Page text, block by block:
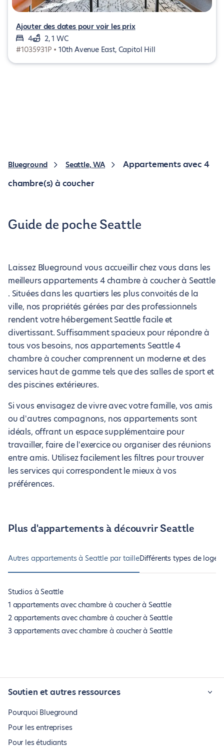
Ajouter des dates pour voir les prix
4
2, 1 WC
#1035931P • 10th Avenue East, Capitol Hill
Blueground Seattle, WA
Appartements avec 4
chambre(s) à coucher
Guide de poche Seattle
Laissez Blueground vous accueillir chez vous dans les
meilleurs appartements 4 chambre à coucher à Seattle
. Situées dans les quartiers les plus convoités de la
ville, nos propriétés gérées par des professionnels
rendent votre hébergement Seattle facile et
divertissant. Suffisamment spacieux pour répondre à
tous vos besoins, nos appartements Seattle 4
chambre à coucher comprennent un moderne et des
services haut de gamme tels que des salles de sport et
des piscines extérieures.
Si vous envisagez de vivre avec votre famille, vos amis
ou d'autres compagnons, nos appartements sont
idéals, offrant un espace supplémentaire pour
travailler, faire de l'exercice ou organiser des réunions
entre amis. Utilisez facilement les filtres pour trouver
les services qui correspondent le mieux à vos
préférences.
Plus d'appartements à découvrir Seattle
Autres appartements à Seattle par tailleDifférents types de
Studios à Seattle
1 appartements avec chambre à coucher à Seattle
2 appartements avec chambre à coucher à Seattle
3 appartements avec chambre à coucher à Seattle
Soutien et autres ressources
Pourquoi Blueground
Pour les entreprises
Pour les étudiants